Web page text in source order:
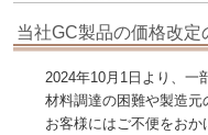
当社GC製品の価格改定
2024年10月1日より、一
材料調達の困難や製造
お客様にはご不便をお